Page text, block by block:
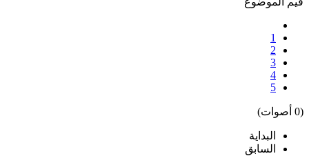
1
2
3
4
5
(0 أصوات)
البداية
السابق